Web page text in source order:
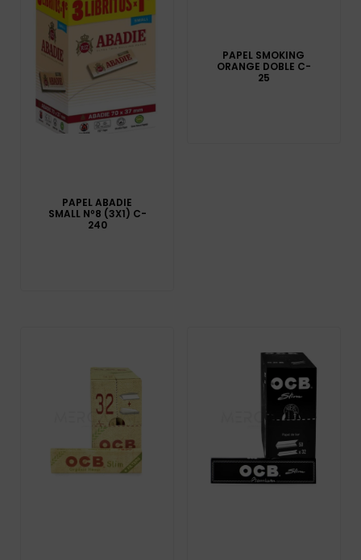
PAPEL ABADIE
SMALL Nº8 (3X1) C-
240
PAPEL SMOKING
ORANGE DOBLE C-
25